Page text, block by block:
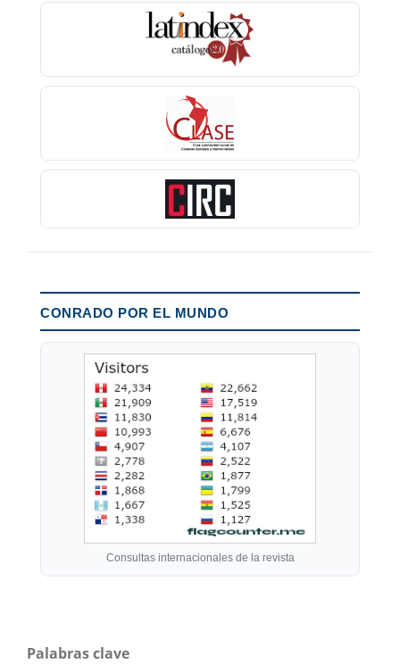
CONRADO POR EL MUNDO
Consultas internacionales de la revista
Palabras clave